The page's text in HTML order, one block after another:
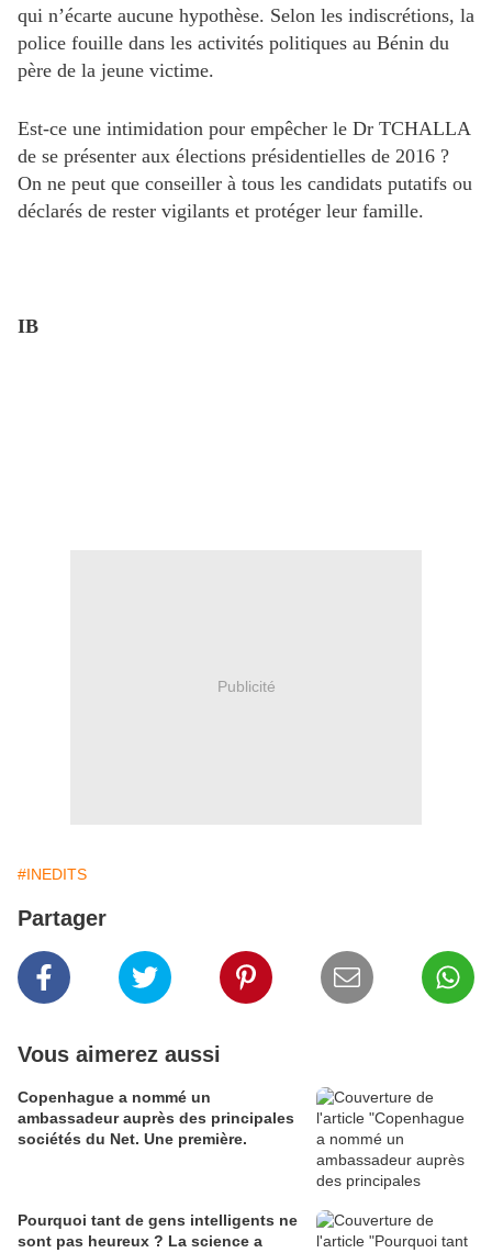
qui n’écarte aucune hypothèse. Selon les indiscrétions, la
police fouille dans les activités politiques au Bénin du
père de la jeune victime.
Est-ce une intimidation pour empêcher le Dr TCHALLA
de se présenter aux élections présidentielles de 2016 ?
On ne peut que conseiller à tous les candidats putatifs ou
déclarés de rester vigilants et protéger leur famille.
IB
Publicité
#INEDITS
Partager
Vous aimerez aussi
Copenhague a nommé un
ambassadeur auprès des principales
sociétés du Net. Une première.
Pourquoi tant de gens intelligents ne
sont pas heureux ? La science a